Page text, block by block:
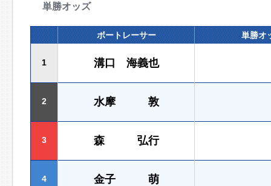
単勝オッズ
ボートレーサー 単勝オ
1 溝口 海義也
2 水摩 敦
3 森 弘行
4 金子 萌